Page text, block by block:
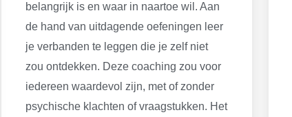
belangrijk is en waar in naartoe wil. Aan
de hand van uitdagende oefeningen leer
je verbanden te leggen die je zelf niet
zou ontdekken. Deze coaching zou voor
iedereen waardevol zijn, met of zonder
psychische klachten of vraagstukken. Het